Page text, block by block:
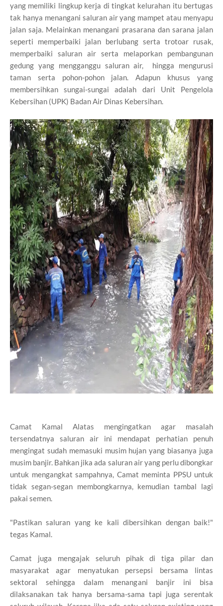
yang memiliki lingkup kerja di tingkat kelurahan itu bertugas
tak hanya menangani saluran air yang mampet atau menyapu
jalan saja. Melainkan menangani prasarana dan sarana jalan
seperti memperbaiki jalan berlubang serta trotoar rusak,
memperbaiki saluran air serta melaporkan pembangunan
gedung yang mengganggu saluran air, hingga mengurusi
taman serta pohon-pohon jalan. Adapun khusus yang
membersihkan sungai-sungai adalah dari Unit Pengelola
Kebersihan (UPK) Badan Air Dinas Kebersihan.
Camat Kamal Alatas mengingatkan agar masalah
tersendatnya saluran air ini mendapat perhatian penuh
mengingat sudah memasuki musim hujan yang biasanya juga
musim banjir. Bahkan jika ada saluran air yang perlu dibongkar
untuk mengangkat sampahnya, Camat meminta PPSU untuk
tidak segan-segan membongkarnya, kemudian tambal lagi
pakai semen.
"Pastikan saluran yang ke kali dibersihkan dengan baik!"
tegas Kamal.
Camat juga mengajak seluruh pihak di tiga pilar dan
masyarakat agar menyatukan persepsi bersama lintas
sektoral sehingga dalam menangani banjir ini bisa
dilaksanakan tak hanya bersama-sama tapi juga serentak